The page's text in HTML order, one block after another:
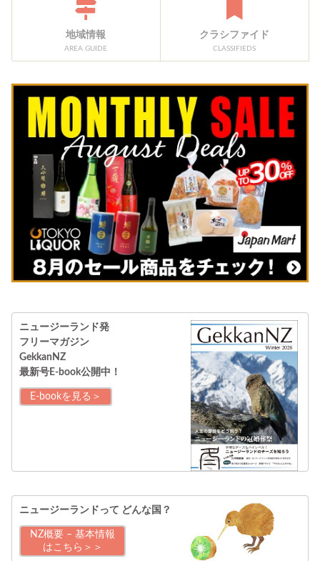
地域情報
AREA GUIDE
クラシファイド
CLASSIFIEDS
ニュージーランド発
フリーマガジン
GekkanNZ
最新号E-book公開中！
E-bookを見る＞
ニュージーランドって どんな国？
NZ概要 – 基本情報
はこちら＞＞